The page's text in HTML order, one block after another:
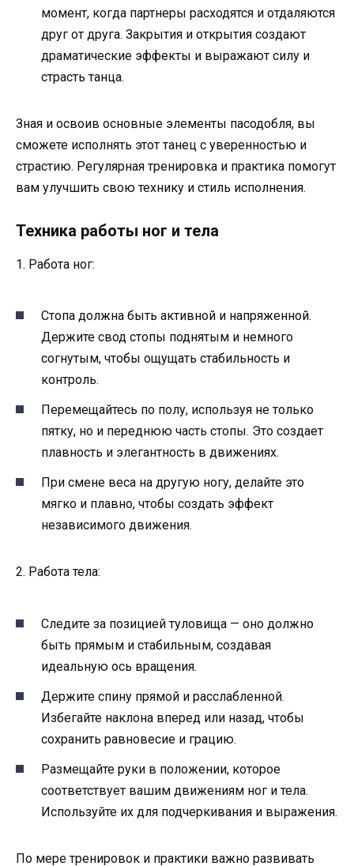
момент, когда партнеры расходятся и отдаляются
друг от друга. Закрытия и открытия создают
драматические эффекты и выражают силу и
страсть танца.
Зная и освоив основные элементы пасодобля, вы
сможете исполнять этот танец с уверенностью и
страстию. Регулярная тренировка и практика помогут
вам улучшить свою технику и стиль исполнения.
Техника работы ног и тела
1. Работа ног:
Стопа должна быть активной и напряженной.
Держите свод стопы поднятым и немного
согнутым, чтобы ощущать стабильность и
контроль.
Перемещайтесь по полу, используя не только
пятку, но и переднюю часть стопы. Это создает
плавность и элегантность в движениях.
При смене веса на другую ногу, делайте это
мягко и плавно, чтобы создать эффект
независимого движения.
2. Работа тела:
Следите за позицией туловища — оно должно
быть прямым и стабильным, создавая
идеальную ось вращения.
Держите спину прямой и расслабленной.
Избегайте наклона вперед или назад, чтобы
сохранить равновесие и грацию.
Размещайте руки в положении, которое
соответствует вашим движениям ног и тела.
Используйте их для подчеркивания и выражения.
По мере тренировок и практики важно развивать